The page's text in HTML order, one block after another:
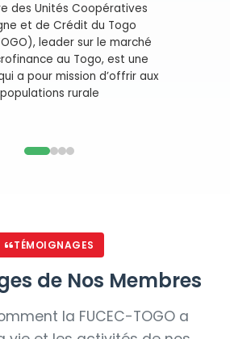
des Unités Coopératives
et de Crédit du Togo
leader sur le marché
au Togo, est une
a pour mission d’offrir aux
populations rurale
TÉMOIGNAGES
de Nos Membres
la FUCEC-TOGO a